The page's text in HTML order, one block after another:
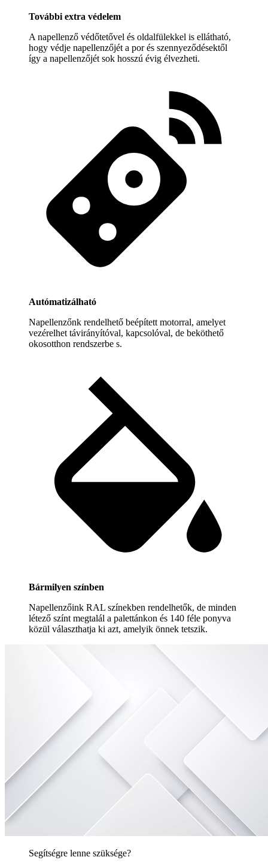
További extra védelem
A napellenző védőtetővel és oldalfülekkel is ellátható,
hogy védje napellenzőjét a por és szennyeződésektől
így a napellenzőjét sok hosszú évig élvezheti.
Autómatizálható
Napellenzőnk rendelhető beépített motorral, amelyet
vezérelhet távirányítóval, kapcsolóval, de beköthető
okosotthon rendszerbe s.
Bármilyen színben
Napellenzőink RAL színekben rendelhetők, de minden
létező színt megtalál a palettánkon és 140 féle ponyva
közül választhatja ki azt, amelyik önnek tetszik.
Segítségre lenne szüksége?